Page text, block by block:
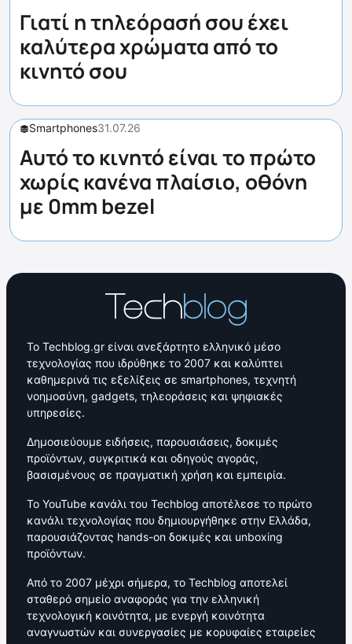
Γιατί η τηλεόρασή σου έχει
καλύτερα χρώματα από το
κινητό σου
Smartphones31.07.26
Αυτό το κινητό είναι το πρώτο
χωρίς κανένα πλαίσιο, οθόνη
με 0mm bezel
Το Techblog.gr είναι ανεξάρτητο ελληνικό μέσο
τεχνολογίας που ιδρύθηκε το 2007 και καλύπτει
καθημερινά τις εξελίξεις σε smartphones, τεχνητή
νοημοσύνη, gadgets, τηλεοράσεις και ψηφιακές
υπηρεσίες.
Δημοσιεύουμε ειδήσεις, παρουσιάσεις, δοκιμές
προϊόντων, συγκριτικά και οδηγούς αγοράς,
βασισμένους σε πραγματική χρήση και εμπειρία.
Το YouTube κανάλι του Techblog αποτέλεσε το πρώτο
κανάλι τεχνολογίας που δημιουργήθηκε στην Ελλάδα,
παρουσιάζοντας hands-on δοκιμές και unboxing
προϊόντων.
Από το 2007 μέχρι σήμερα, το Techblog αποτελεί
σταθερό σημείο αναφοράς για την ελληνική
τεχνολογική κοινότητα, με ενεργή κοινότητα
αναγνωστών και συνεργασίες με κορυφαίες εταιρείες